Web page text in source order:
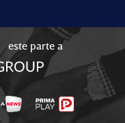
este parte a